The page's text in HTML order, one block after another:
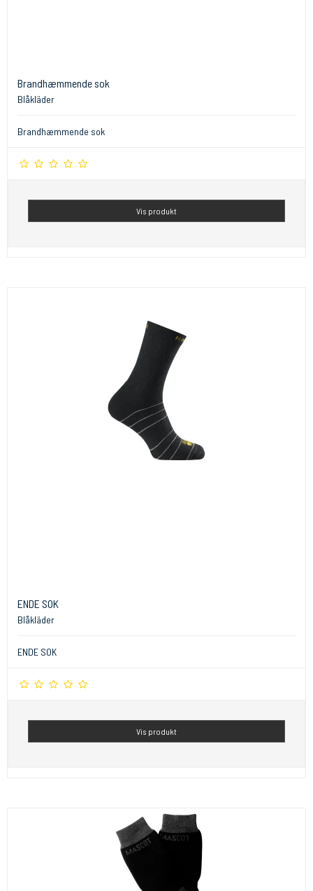
Brandhæmmende sok
Blåkläder
Brandhæmmende sok
Vis produkt
ENDE SOK
Blåkläder
ENDE SOK
Vis produkt